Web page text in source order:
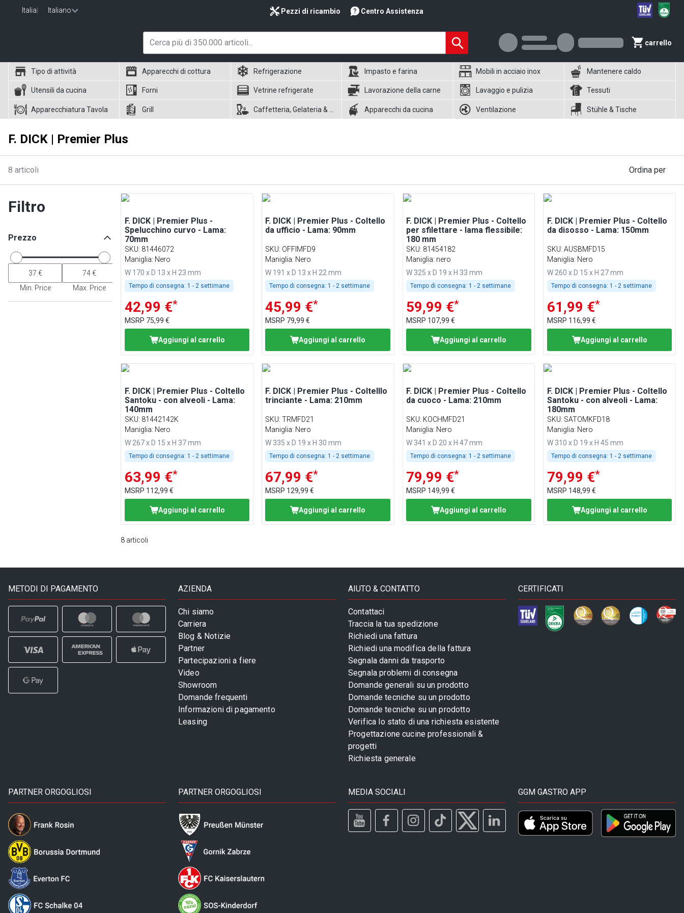
Italia Italiano Pezzi di ricambio Centro Assistenza
carrello
Tipo di attività Apparecchi di cottura Refrigerazione Impasto e farina Mobili in acciaio inox Mantenere caldo
Utensili da cucina Forni Vetrine refrigerate Lavorazione della carne Lavaggio e pulizia Tessuti
Apparecchiatura Tavola Grill Apparecchi da cucina Ventilazione Stühle & Tische
F. DICK | Premier Plus
8 articoli Ordina per
Filtro
Prezzo
Min. Price Max. Price
F. DICK | Premier Plus -
Spelucchino curvo - Lama:
70mm
SKU: 81446072
Maniglia: Nero
W 170 x D 13 x H 23 mm
Tempo di consegna: 1 - 2 settimane
42,99 €*
MSRP 75,99 €
Aggiungi al carrello
F. DICK | Premier Plus - Coltello
da ufficio - Lama: 90mm
SKU: OFFIMFD9
Maniglia: Nero
W 191 x D 13 x H 22 mm
Tempo di consegna: 1 - 2 settimane
45,99 €*
MSRP 79,99 €
Aggiungi al carrello
F. DICK | Premier Plus - Coltello
per sfilettare - lama flessibile:
180 mm
SKU: 81454182
Maniglia: nero
W 325 x D 19 x H 33 mm
Tempo di consegna: 1 - 2 settimane
59,99 €*
MSRP 107,99 €
Aggiungi al carrello
F. DICK | Premier Plus - Coltello
da disosso - Lama: 150mm
SKU: AUSBMFD15
Maniglia: Nero
W 260 x D 15 x H 27 mm
Tempo di consegna: 1 - 2 settimane
61,99 €*
MSRP 116,99 €
Aggiungi al carrello
F. DICK | Premier Plus - Coltello
Santoku - con alveoli - Lama:
140mm
SKU: 81442142K
Maniglia: Nero
W 267 x D 15 x H 37 mm
Tempo di consegna: 1 - 2 settimane
63,99 €*
MSRP 112,99 €
Aggiungi al carrello
F. DICK | Premier Plus - Coltelllo
trinciante - Lama: 210mm
SKU:TRMFD21
Maniglia: Nero
W 335 x D 19 x H 30 mm
Tempo di consegna: 1 - 2 settimane
67,99 €*
MSRP 129,99 €
Aggiungi al carrello
F. DICK | Premier Plus - Coltello
da cuoco - Lama: 210mm
SKU: KOCHMFD21
Maniglia: Nero
W 341 x D 20 x H 47 mm
Tempo di consegna: 1 - 2 settimane
79,99 €*
MSRP 149,99 €
Aggiungi al carrello
F. DICK | Premier Plus - Coltello
Santoku - con alveoli - Lama:
180mm
SKU: SATOMKFD18
Maniglia: Nero
W 310 x D 19 x H 45 mm
Tempo di consegna: 1 - 2 settimane
79,99 €*
MSRP 148,99 €
Aggiungi al carrello
8 articoli
METODI DI PAGAMENTO AZIENDA
Chi siamo
Carriera
Blog & Notizie
Partner
Partecipazioni a fiere
Video
Showroom
Domande frequenti
Informazioni di pagamento
Leasing
AIUTO & CONTATTO
Contattaci
Traccia la tua spedizione
Richiedi una fattura
Richiedi una modifica della fattura
Segnala danni da trasporto
Segnala problemi di consegna
Domande generali su un prodotto
Domande tecniche su un prodotto
Domande tecniche su un prodotto
Verifica lo stato di una richiesta esistente
Progettazione cucine professionali &
progetti
Richiesta generale
CERTIFICATI
PARTNER ORGOGLIOSI PARTNER ORGOGLIOSI MEDIA SOCIALI GGM GASTRO APP